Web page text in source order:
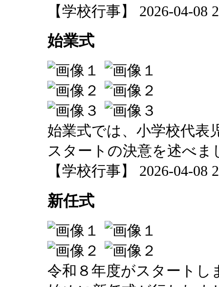
【学校行事】 2026-04-08
始業式
始業式では、小学校代表
スタートの決意を述べま
【学校行事】 2026-04-08
新任式
令和８年度がスタートし